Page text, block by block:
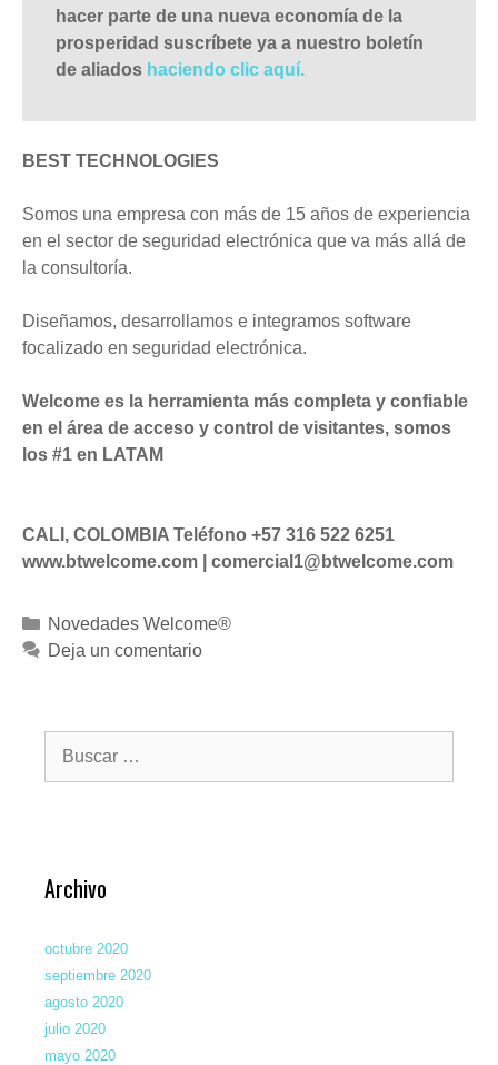
hacer parte de una nueva economía de la
prosperidad suscríbete ya a nuestro boletín
de aliados haciendo clic aquí.
BEST TECHNOLOGIES
Somos una empresa con más de 15 años de experiencia
en el sector de seguridad electrónica que va más allá de
la consultoría.
Diseñamos, desarrollamos e integramos software
focalizado en seguridad electrónica.
Welcome es la herramienta más completa y confiable
en el área de acceso y control de visitantes, somos
los #1 en LATAM
CALI, COLOMBIA Teléfono +57 316 522 6251
www.btwelcome.com | comercial1@btwelcome.com
C
a
g
r
Novedades Welcome®
Deja un comentario
s
Archivo
octubre 2020
septiembre 2020
agosto 2020
julio 2020
mayo 2020